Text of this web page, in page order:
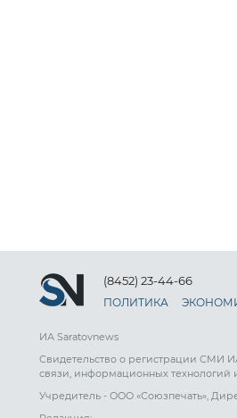
(8452) 23-44-66
ПОЛИТИКА
ИА Saratovnews
Свидетельство о регистрации СМИ
связи, информационных технологий
Учредитель - ООО «Союзпечать»,